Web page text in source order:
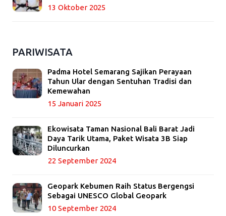
13 Oktober 2025
PARIWISATA
Padma Hotel Semarang Sajikan Perayaan
Tahun Ular dengan Sentuhan Tradisi dan
Kemewahan
15 Januari 2025
Ekowisata Taman Nasional Bali Barat Jadi
Daya Tarik Utama, Paket Wisata 3B Siap
Diluncurkan
22 September 2024
Geopark Kebumen Raih Status Bergengsi
Sebagai UNESCO Global Geopark
10 September 2024